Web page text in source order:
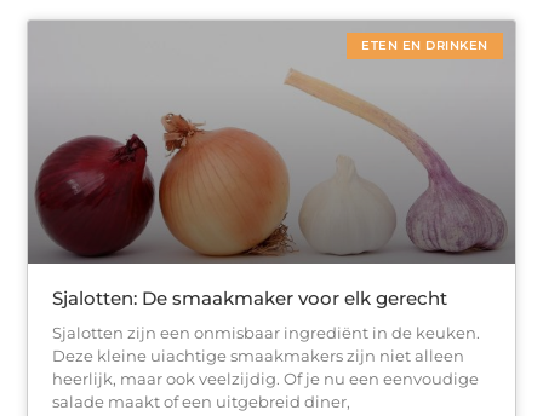
ETEN EN DRINKEN
Sjalotten: De smaakmaker voor elk gerecht
Sjalotten zijn een onmisbaar ingrediënt in de keuken.
Deze kleine uiachtige smaakmakers zijn niet alleen
heerlijk, maar ook veelzijdig. Of je nu een eenvoudige
salade maakt of een uitgebreid diner,